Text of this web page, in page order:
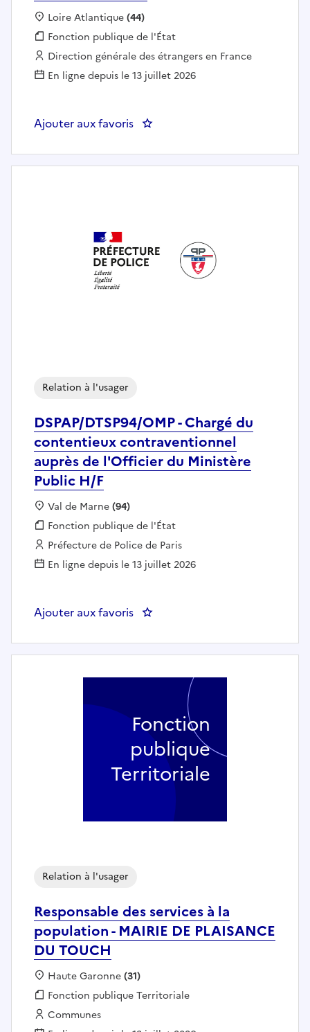
Localisation :
Loire Atlantique(44)
Fonction publique :
Fonction publique de l'État
Employeur :
Direction générale des étrangers en France
En ligne depuis le 13 juillet 2026
Ajouter aux favoris : DGEF - Chargé de relation et
DSPAP/DTSP94/OMP - Chargé du
contentieux contraventionnel
auprès de l'Officier du Ministère
Public H/F
Relation à l'usager
Localisation :
Val de Marne(94)
Fonction publique :
Fonction publique de l'État
Employeur :
Préfecture de Police de Paris
En ligne depuis le 13 juillet 2026
Ajouter aux favoris : DSPAP/DTSP94/OMP -
Responsable des services à la
population - MAIRIE DE PLAISANCE
DU TOUCH
Relation à l'usager
Localisation :
Haute Garonne(31)
Fonction publique :
Fonction publique Territoriale
Employeur :
Communes
Fonction
publique
Territoriale